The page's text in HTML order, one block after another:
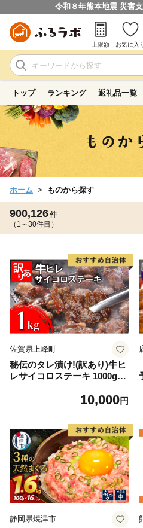
令和８年熊本地震 災害
上限額 お気に入
トップ ランキング 返礼品一覧
ホーム ものから探す
900,126件
（1～30件目）
佐賀県上峰町
秘伝のタレ漬け!(訳あり)牛ヒ
レサイコロステーキ 1000g
10,000円
静岡県焼津市